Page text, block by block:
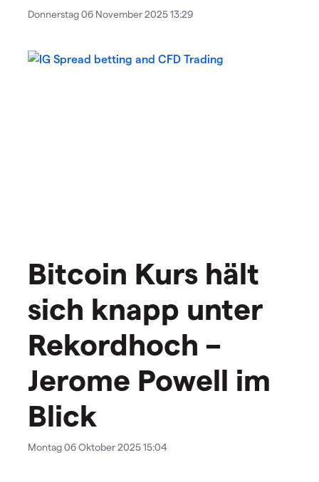
Donnerstag 06 November 2025 13:29
Bitcoin Kurs hält
sich knapp unter
Rekordhoch –
Jerome Powell im
Blick
Montag 06 Oktober 2025 15:04